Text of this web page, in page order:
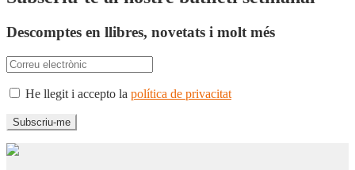
Descomptes en llibres, novetats i molt més
He llegit i accepto la política de privacitat